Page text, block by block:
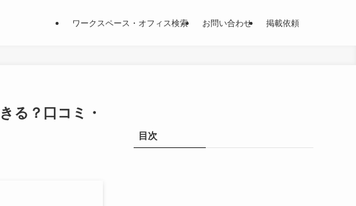
ワークスペース・オフィス検索 お問い合わせ 掲載依頼
る？口コミ・
目次